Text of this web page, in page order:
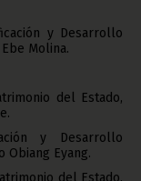
y Desarrollo
Molina.
del Estado,
y Desarrollo
Obiang Eyang.